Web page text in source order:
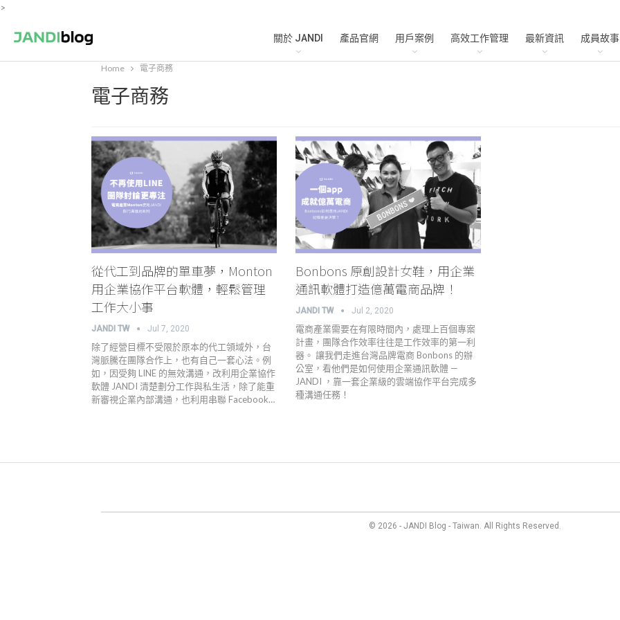
>
關於 JANDI 產品官網 用戶案例 高效工作管理 最新資訊 成員故事
Home 電子商務
電子商務
從代工到品牌的單車夢，Monton
用企業協作平台軟體，輕鬆管理
工作大小事
JANDI TW Jul 7, 2020
除了經營目標不受限於原本的代工領域外，台
灣脈騰在團隊合作上，也有自己一套心法。例
如，因受夠 LINE 的無效溝通，改利用企業協作
軟體 JANDI 清楚劃分工作與私生活，除了能重
新審視企業內部溝通，也利用串聯 Facebook…
Bonbons 原創設計女鞋，用企業
通訊軟體打造億萬電商品牌！
JANDI TW Jul 2, 2020
電商產業需要在有限時間內，處理上百個專案
計畫，團隊合作效率往往是工作效率的第一利
器。 讓我們走進台灣品牌電商 Bonbons 的辦
公室，看他們是如何使用企業通訊軟體 —
JANDI ，靠一套企業級的雲端協作平台完成多
種溝通任務！
© 2026 - JANDI Blog - Taiwan. All Rights Reserved.